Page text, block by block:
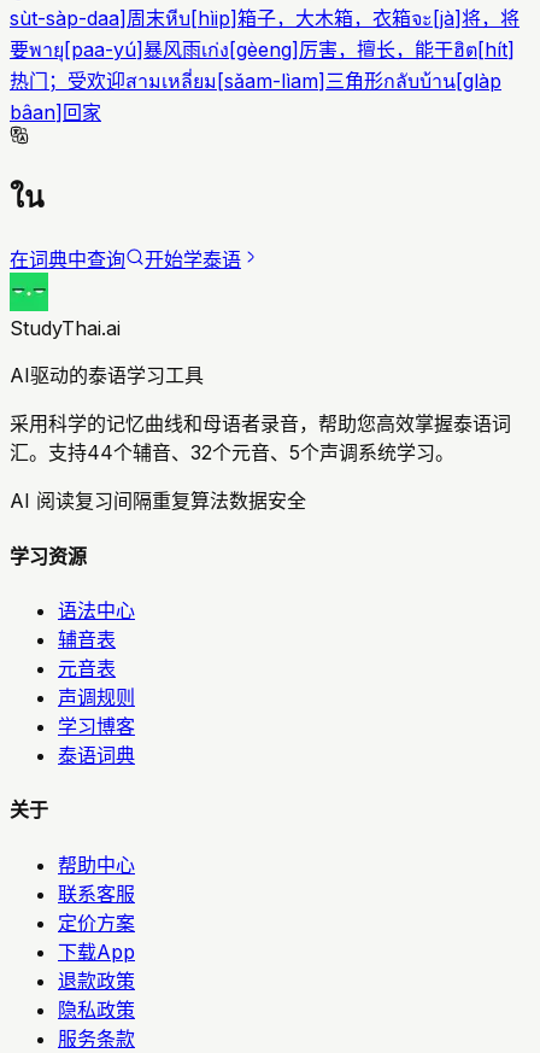
sùt-sàp-daa]周末หีบ[hìip]箱子，大木箱，衣箱จะ[jà]将，将
要พายุ[paa-yú]暴风雨เก่ง[gèeng]厉害，擅长，能干ฮิต[hít]
热门；受欢迎สามเหลี่ยม[sǎam-lìam]三角形กลับบ้าน[glàp
bâan]回家
ใน
在词典中查询 开始学泰语
StudyThai.ai
AI驱动的泰语学习工具
采用科学的记忆曲线和母语者录音，帮助您高效掌握泰语词
汇。支持44个辅音、32个元音、5个声调系统学习。
AI 阅读复习间隔重复算法数据安全
学习资源
语法中心
辅音表
元音表
声调规则
学习博客
泰语词典
关于
帮助中心
联系客服
定价方案
下载App
退款政策
隐私政策
服务条款